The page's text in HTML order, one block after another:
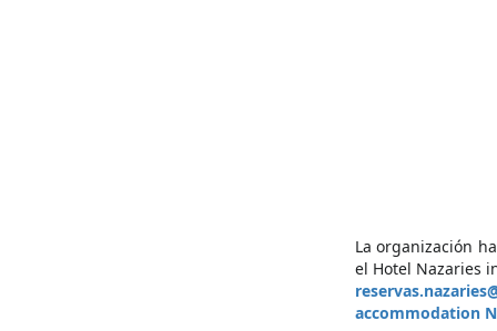
La organización
el Hotel Nazaries
accommodation